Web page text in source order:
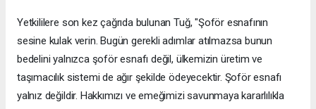
Yetkililere son kez çağrıda bulunan Tuğ, "Şoför esnafının
sesine kulak verin. Bugün gerekli adımlar atılmazsa bunun
bedelini yalnızca şoför esnafı değil, ülkemizin üretim ve
taşımacılık sistemi de ağır şekilde ödeyecektir. Şoför esnafı
yalnız değildir. Hakkımızı ve emeğimizi savunmaya kararlılıkla